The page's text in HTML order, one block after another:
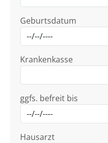
Geburtsdatum
Krankenkasse
ggfs. befreit bis
Hausarzt